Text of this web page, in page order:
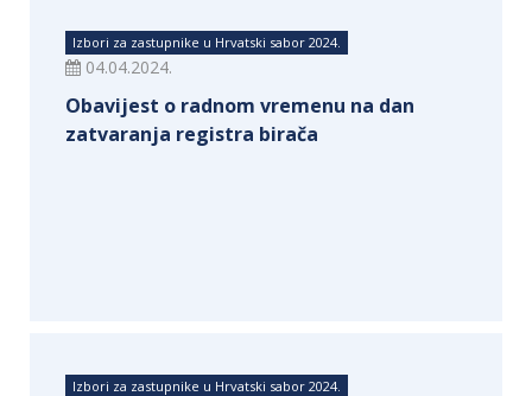
Izbori za zastupnike u Hrvatski sabor 2024.
04.04.2024.
Obavijest o radnom vremenu na dan
zatvaranja registra birača
Izbori za zastupnike u Hrvatski sabor 2024.